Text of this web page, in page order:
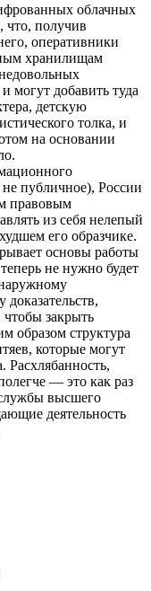
облачных
что, получив
оперативники
хранилищам
могут добавить туда
детскую
толка, и
на основании
публичное), России
правовым
из себя нелепый
его образчике.
основы работы
не нужно будет
чтобы закрыть
образом структура
которые могут
Расхлябанность,
— это как раз
высшего
деятельность